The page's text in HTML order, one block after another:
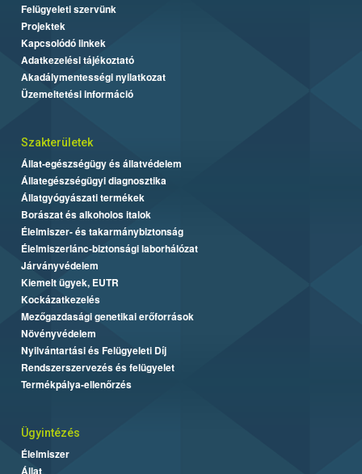
Felügyeleti szervünk
Projektek
Kapcsolódó linkek
Adatkezelési tájékoztató
Akadálymentességi nyilatkozat
Üzemeltetési információ
Szakterületek
Állat-egészségügy és állatvédelem
Állategészségügyi diagnosztika
Állatgyógyászati termékek
Borászat és alkoholos italok
Élelmiszer- és takarmánybiztonság
Élelmiszerlánc-biztonsági laborhálózat
Járványvédelem
Kiemelt ügyek, EUTR
Kockázatkezelés
Mezőgazdasági genetikai erőforrások
Növényvédelem
Nyilvántartási és Felügyeleti Díj
Rendszerszervezés és felügyelet
Termékpálya-ellenőrzés
Ügyintézés
Élelmiszer
Állat